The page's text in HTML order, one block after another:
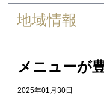
地域情報
メニューが
2025年01月30日